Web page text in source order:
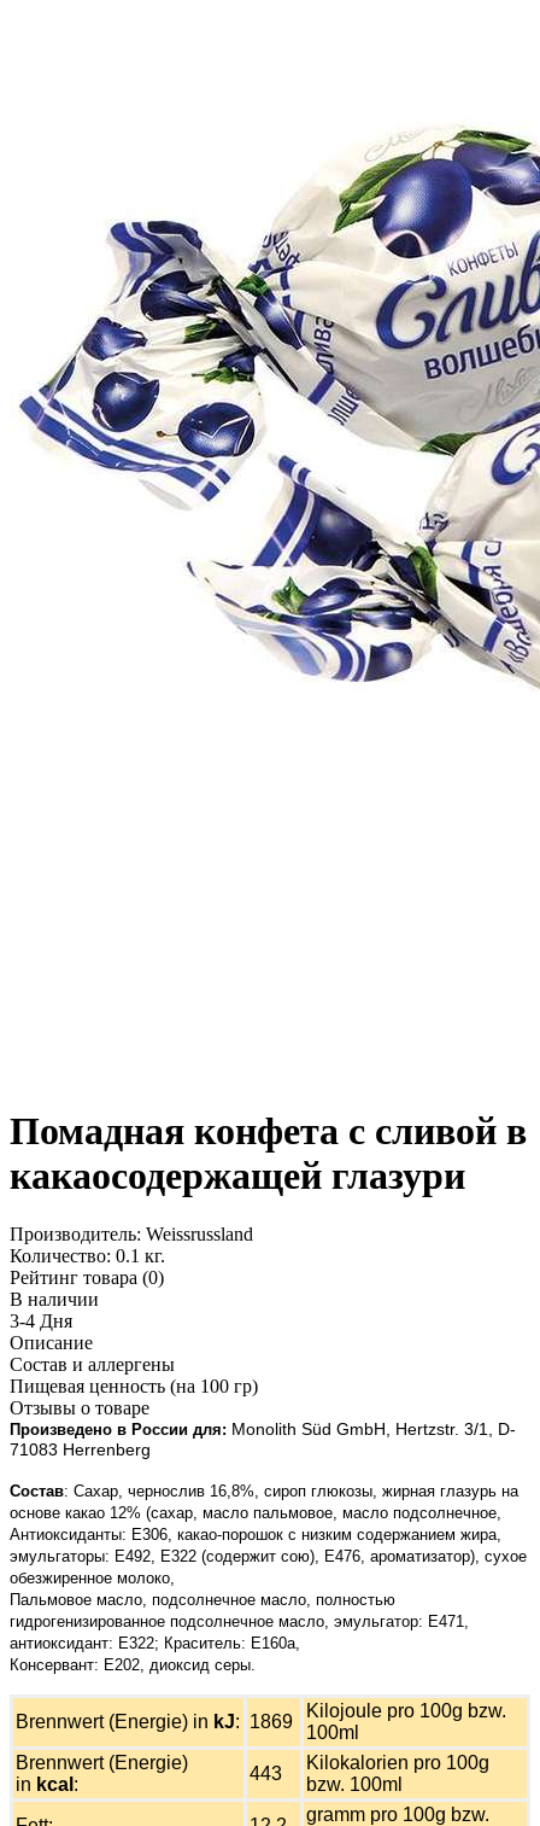
Помадная конфета с сливой в
какаосодержащей глазури
Производитель: Weissrussland
Количество: 0.1 кг.
Рейтинг товара (0)
В наличии
3-4 Дня
Описание
Состав и аллергены
Пищевая ценность (на 100 гр)
Отзывы о товаре
Произведено в России для: Monolith Süd GmbH, Hertzstr. 3/1, D-
71083 Herrenberg
Состав: Сахар, чернослив 16,8%, сироп глюкозы, жирная глазурь на
основе какао 12% (сахар, масло пальмовое, масло подсолнечное,
Антиоксиданты: E306, какао-порошок с низким содержанием жира,
эмульгаторы: E492, E322 (содержит сою), E476, ароматизатор), сухое
обезжиренное молоко,
Пальмовое масло, подсолнечное масло, полностью
гидрогенизированное подсолнечное масло, эмульгатор: E471,
антиоксидант: E322; Краситель: E160a,
Консервант: E202, диоксид серы.
Brennwert (Energie) in kJ: 1869
Kilojoule pro 100g bzw.
100ml
Brennwert (Energie)
in kcal :
443
Kilokalorien pro 100g
bzw. 100ml
gramm pro 100g bzw.